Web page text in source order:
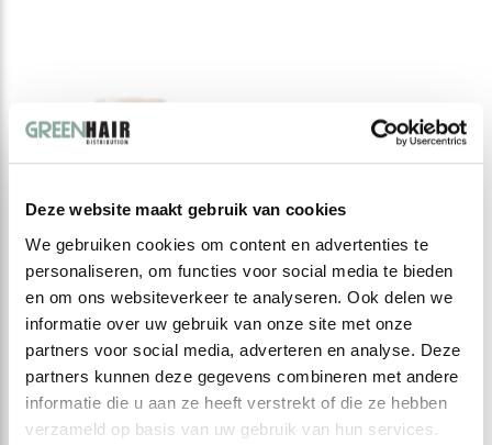
Deze website maakt gebruik van cookies
We gebruiken cookies om content en advertenties te
personaliseren, om functies voor social media te bieden
en om ons websiteverkeer te analyseren. Ook delen we
informatie over uw gebruik van onze site met onze
partners voor social media, adverteren en analyse. Deze
partners kunnen deze gegevens combineren met andere
informatie die u aan ze heeft verstrekt of die ze hebben
verzameld op basis van uw gebruik van hun services.
CHROMALYA
Masque Volume
€ --,--
Excl. btw
CHROMALYA
Soin Conditioner
€ --,--